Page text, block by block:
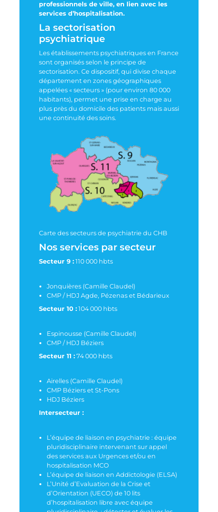
professionnels de ville, en lien avec les
services d’hospitalisation.
La sectorisation
psychiatrique
Les établissements psychiatriques en France
sont organisés selon le principe de
sectorisation. Ce dispositif, qui divise chaque
département en zones géographiques
appelées « secteurs » (pour environ 80 000
habitants), permet une prise en charge au
plus près du domicile des patients mais aussi
une continuité des soins.
Carte des secteurs de psychiatrie du CHB
Nos services par secteur
Secteur 9 : 110 000 hbts
Jonquières (Camille Claudel)
CMP / HDJ Agde, Pézenas et Bédarieux
Secteur 10 : 104 000 hbts
Espinousse (Camille Claudel)
CMP / HDJ Béziers
Secteur 11 : 74 000 hbts
Airelles (Camille Claudel)
CMP Béziers et St-Pons
HDJ Béziers
Intersecteur :
L’équipe de liaison en psychiatrie : équipe
pluridisciplinaire intervenant sur appel
des services aux Urgences et/ou en
hospitalisation MCO
L’équipe de liaison en Addictologie (ELSA)
L’Unité d’Evaluation de la Crise et
d’Orientation (UECO) de 10 lits
d’hospitalisation libre avec équipe